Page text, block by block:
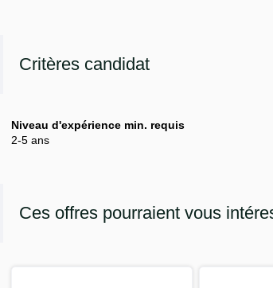
Critères candidat
Niveau d'expérience min. requis
2-5 ans
Ces offres pourraient vous